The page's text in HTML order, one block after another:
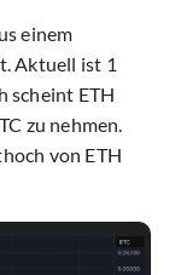
einem
Aktuell ist 1
scheint ETH
zu nehmen.
von ETH